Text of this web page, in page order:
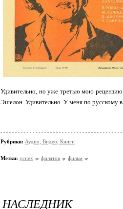
Удивительно, но уже третью мою рецензию
Эшелон. Удивительно. У меня по русскому
Рубрики: Аудио, Видео, Книги
Метки: успех филатов фильм
НАСЛЕДНИК